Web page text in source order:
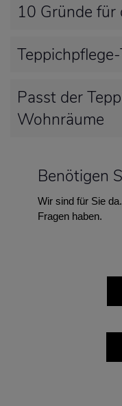
10 Gründe für
Passt der
Wohnräume
Benötigen
Wir sind für Sie
Fragen haben.